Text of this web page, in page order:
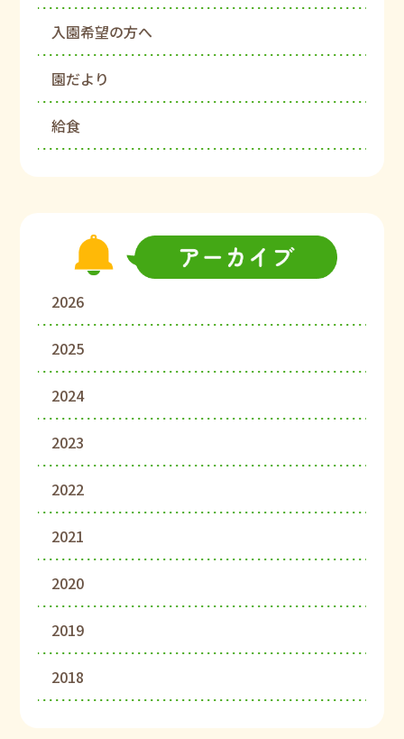
入園希望の方へ
園だより
給食
2026
2025
2024
2023
2022
2021
2020
2019
2018